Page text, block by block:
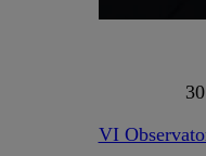
VI